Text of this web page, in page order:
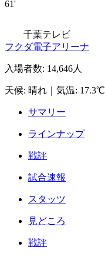
61'
千葉テレビ
フクダ電子アリーナ
入場者数: 14,646人
天候: 晴れ 気温: 17.3℃
サマリー
ラインナップ
戦評
試合速報
スタッツ
見どころ
戦評